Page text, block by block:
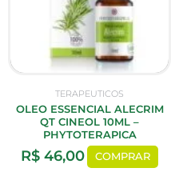
TERAPEUTICOS
OLEO ESSENCIAL ALECRIM
QT CINEOL 10ML –
PHYTOTERAPICA
R$ 46,00 COMPRAR